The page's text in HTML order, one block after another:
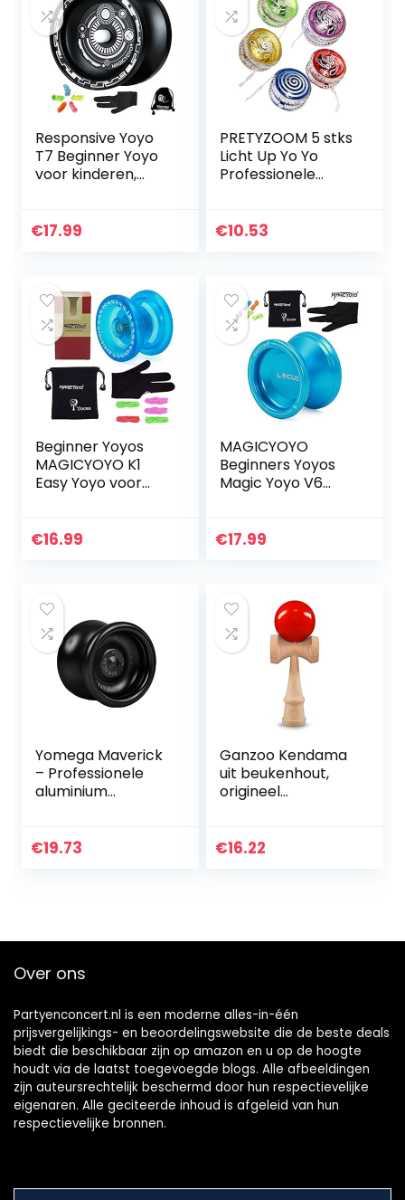
Responsive Yoyo
T7 Beginner Yoyo
voor kinderen,
met smal C-lager,
€17.99
PRETYZOOM 5 stks
Licht Up Yo Yo
Professionele
voor Kinderen
€10.53
Beginner Yoyos
MAGICYOYO K1
Easy Yoyo voor
Plastic Yo Yo Set
€16.99
MAGICYOYO
Beginners Yoyos
Magic Yoyo V6
Responsive Yo-yos
€17.99
Yomega Maverick
– Professionele
aluminium
beginners met C-
€19.73
Ganzoo Kendama
uit beukenhout,
origineel
bolspel,
€16.22
Over ons
Partyenconcert.nl is een moderne alles-in-één
prijsvergelijkings- en beoordelingswebsite die de beste deals
biedt die beschikbaar zijn op amazon en u op de hoogte
houdt via de laatst toegevoegde blogs. Alle afbeeldingen
zijn auteursrechtelijk beschermd door hun respectievelijke
eigenaren. Alle geciteerde inhoud is afgeleid van hun
respectievelijke bronnen.